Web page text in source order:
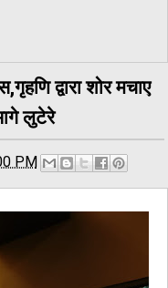
द्वारा शोर मचाए
लुटेरे
PM